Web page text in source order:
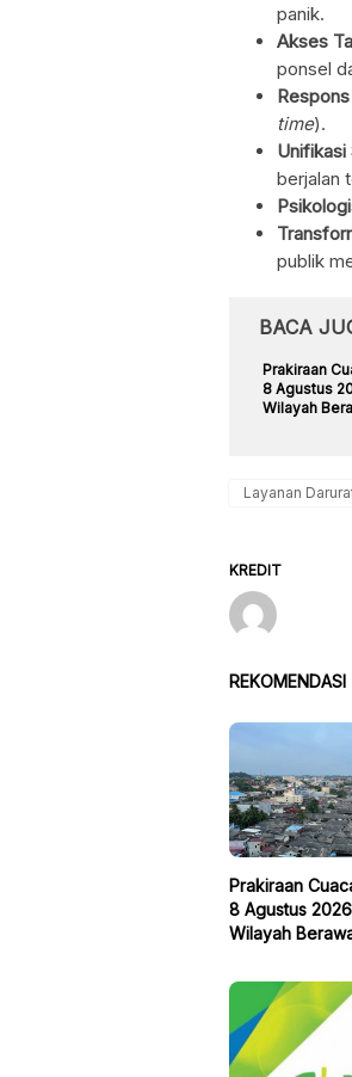
panik.
Akses
ponsel
time).
Unifikasi
berjalan
publik
BACA
Prakiraan
8 Agustus
Wilayah
Layanan
KREDIT
REKOMENDASI
Prakiraan
8 Agustus
Wilayah